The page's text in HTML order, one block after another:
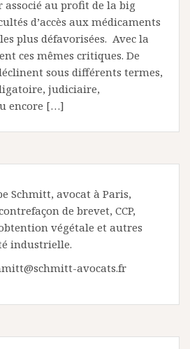
associé au profit de la big
d’accès aux médicaments
plus défavorisées. Avec la
ces mêmes critiques. De
sous différents termes,
judiciaire,
encore […]
Schmitt, avocat à Paris,
de brevet, CCP,
végétale et autres
industrielle.
avocats.fr